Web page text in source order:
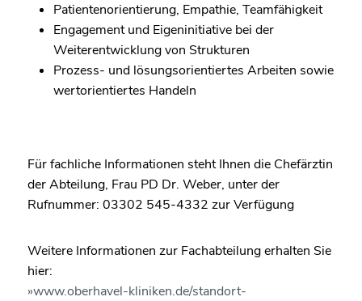
Patientenorientierung, Empathie, Teamfähigkeit
Engagement und Eigeninitiative bei der
Weiterentwicklung von Strukturen
Prozess- und lösungsorientiertes Arbeiten sowie
wertorientiertes Handeln
Für fachliche Informationen steht Ihnen die Chefärztin
der Abteilung, Frau PD Dr. Weber, unter der
Rufnummer: 03302 545-4332 zur Verfügung
Weitere Informationen zur Fachabteilung erhalten Sie
hier:
www.oberhavel-kliniken.de/standort-